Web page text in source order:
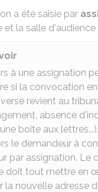
a été saisie par
et la salle
à une assignation
si la convocation
revient au
absence
boîte aux
le demandeur à
par assignation. Le
doit tout mettre en
la nouvelle adresse